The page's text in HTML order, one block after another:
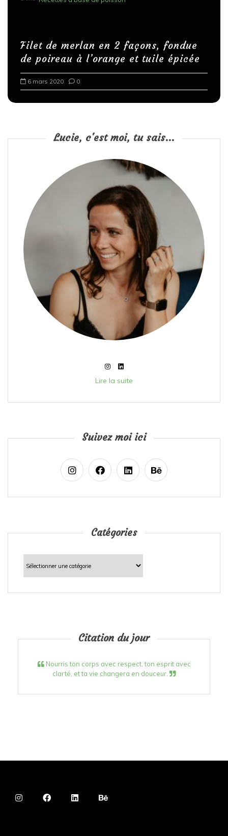
Filet de merlan en 2 façons, fondue
de poireau à l’orange et tuile épicée
6 mars 2020 0
Lucie, c'est moi, tu sais...
Lire la suite
Suivez moi ici
Catégories
Catégories
Citation du jour
Nourris ton corps avec respect, ton esprit avec
clarté, et ta vie changera en douceur.